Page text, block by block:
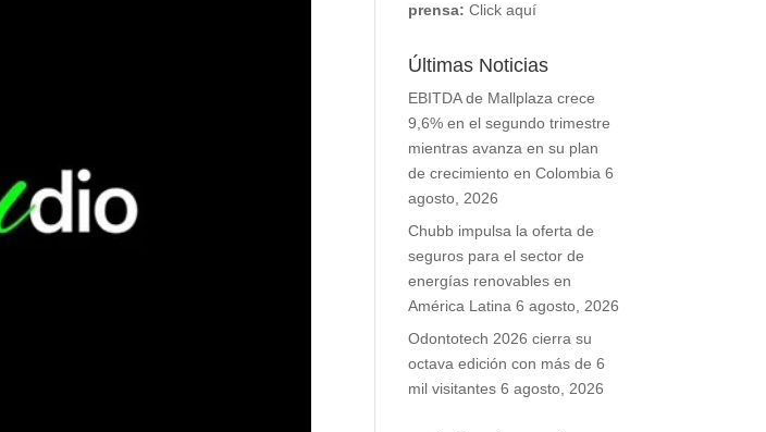
prensa: Click aquí
Últimas Noticias
EBITDA de Mallplaza crece
9,6% en el segundo trimestre
mientras avanza en su plan
de crecimiento en Colombia 6
agosto, 2026
Chubb impulsa la oferta de
seguros para el sector de
energías renovables en
América Latina 6 agosto, 2026
Odontotech 2026 cierra su
octava edición con más de 6
mil visitantes 6 agosto, 2026